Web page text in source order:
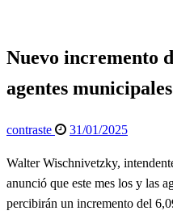
Nuevo incremento
agentes
contraste
Publicado
31/01/2025
Walter Wischnivetzky,
anunció que este mes los y las
percibirán un incremento del